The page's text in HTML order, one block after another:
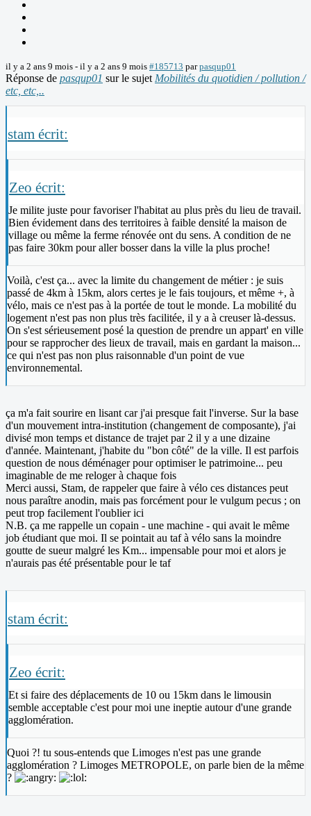
il y a 2 ans 9 mois - il y a 2 ans 9 mois #185713 parpasqup01
Réponse de pasqup01 sur le sujet Mobilités du quotidien / pollution /
etc, etc,..
stam écrit:
Zeo écrit:
Je milite juste pour favoriser l'habitat au plus près du lieu de travail.
Bien évidement dans des territoires à faible densité la maison de
village ou même la ferme rénovée ont du sens. A condition de ne
pas faire 30km pour aller bosser dans la ville la plus proche!
Voilà, c'est ça... avec la limite du changement de métier : je suis
passé de 4km à 15km, alors certes je le fais toujours, et même +, à
vélo, mais ce n'est pas à la portée de tout le monde. La mobilité du
logement n'est pas non plus très facilitée, il y a à creuser là-dessus.
On s'est sérieusement posé la question de prendre un appart' en ville
pour se rapprocher des lieux de travail, mais en gardant la maison...
ce qui n'est pas non plus raisonnable d'un point de vue
environnemental.
ça m'a fait sourire en lisant car j'ai presque fait l'inverse. Sur la base
d'un mouvement intra-institution (changement de composante), j'ai
divisé mon temps et distance de trajet par 2 il y a une dizaine
d'année. Maintenant, j'habite du "bon côté" de la ville. Il est parfois
question de nous déménager pour optimiser le patrimoine... peu
imaginable de me reloger à chaque fois
Merci aussi, Stam, de rappeler que faire à vélo ces distances peut
nous paraître anodin, mais pas forcément pour le vulgum pecus ; on
peut trop facilement l'oublier ici
N.B. ça me rappelle un copain - une machine - qui avait le même
job étudiant que moi. Il se pointait au taf à vélo sans la moindre
goutte de sueur malgré les Km... impensable pour moi et alors je
n'aurais pas été présentable pour le taf
stam écrit:
Zeo écrit:
Et si faire des déplacements de 10 ou 15km dans le limousin
semble acceptable c'est pour moi une ineptie autour d'une grande
agglomération.
Quoi ?! tu sous-entends que Limoges n'est pas une grande
agglomération ? Limoges METROPOLE, on parle bien de la même
?